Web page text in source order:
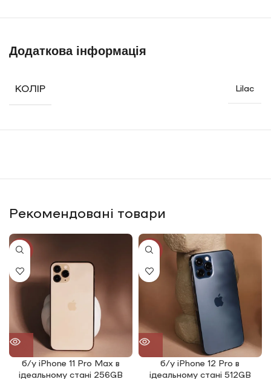
Додаткова інформація
КОЛІР Lilac
Рекомендовані товари
-25%
б/у iPhone 11 Pro Max в
ідеальному стані 256GB
-20%
б/у iPhone 12 Pro в
ідеальному стані 512GB